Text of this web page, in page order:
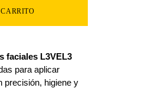
faciales L3VEL3
para aplicar
precisión, higiene y